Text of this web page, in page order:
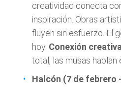
creatividad conecta
inspiración. Obras
fluyen sin esfuerzo. El
hoy. Conexión
total, las musas hablan
Halcón (7 de febrero